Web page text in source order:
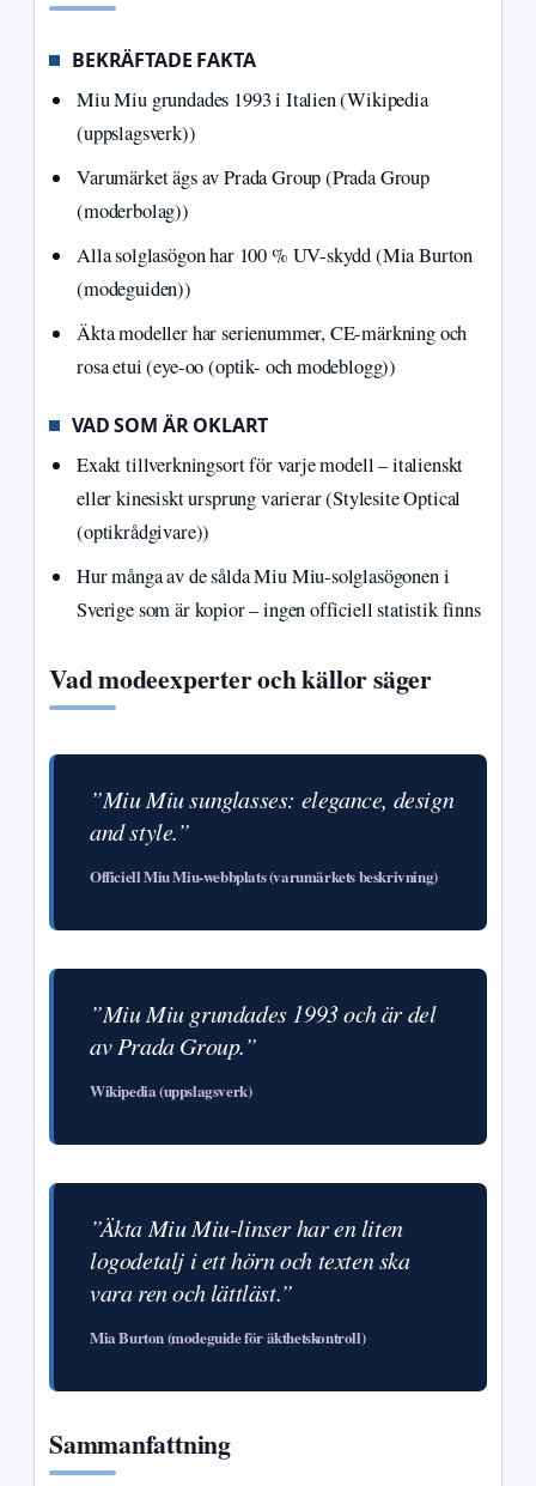
BEKRÄFTADE FAKTA
Miu Miu grundades 1993 i Italien (Wikipedia
(uppslagsverk))
Varumärket ägs av Prada Group (Prada Group
(moderbolag))
Alla solglasögon har 100 % UV-skydd (Mia Burton
(modeguiden))
Äkta modeller har serienummer, CE-märkning och
rosa etui (eye-oo (optik- och modeblogg))
VAD SOM ÄR OKLART
Exakt tillverkningsort för varje modell – italienskt
eller kinesiskt ursprung varierar (Stylesite Optical
(optikrådgivare))
Hur många av de sålda Miu Miu-solglasögonen i
Sverige som är kopior – ingen officiell statistik finns
Vad modeexperter och källor säger
”Miu Miu sunglasses: elegance, design
and style.”
Officiell Miu Miu-webbplats (varumärkets beskrivning)
”Miu Miu grundades 1993 och är del
av Prada Group.”
Wikipedia (uppslagsverk)
”Äkta Miu Miu-linser har en liten
logodetalj i ett hörn och texten ska
vara ren och lättläst.”
Mia Burton (modeguide för äkthetskontroll)
Sammanfattning